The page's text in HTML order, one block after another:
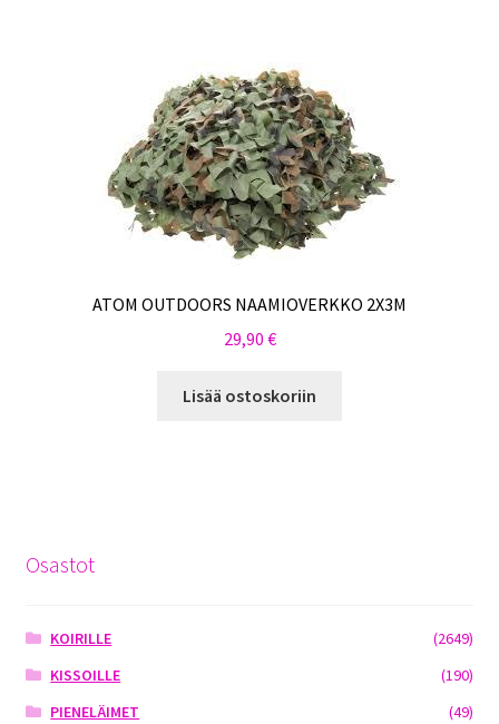
ATOM OUTDOORS NAAMIOVERKKO 2X3M
29,90 €
Lisää ostoskoriin
Osastot
KOIRILLE
(2649)
KISSOILLE
(190)
PIENELÄIMET
(49)